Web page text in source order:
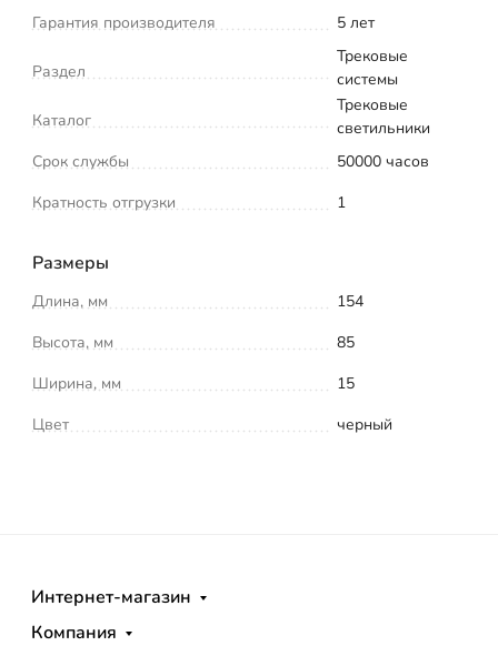
Гарантия производителя
5 лет
Раздел
Трековые
системы
Каталог
Трековые
светильники
Срок службы
50000 часов
Кратность отгрузки
1
Размеры
Длина, мм
154
Высота, мм
85
Ширина, мм
15
Цвет
черный
Интернет-магазин
Компания